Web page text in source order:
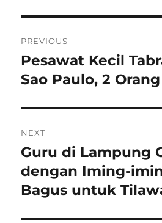
pos
PREVIOUS
Previous
post:
Pesawat Kecil
Sao Paulo, 2
NEXT
Next
post:
Guru di Lampung
dengan Iming-
Bagus untuk